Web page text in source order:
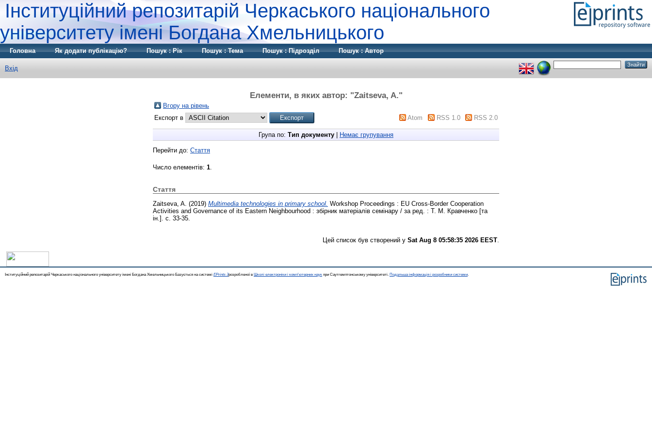
Інституційний репозитарій Черкаського національного
університету імені Богдана Хмельницького
Головна Як додати публікацію? Пошук : Рік Пошук : Тема Пошук : Підрозділ Пошук : Автор
Вхід
Елементи, в яких автор: "Zaitseva, A."
Вгору на рівень
Експорт в
Atom RSS 1.0 RSS 2.0
Група по: Тип документу Немає групування
Перейти до: Стаття
Число елементів: 1
Стаття
Zaitseva, A. (2019) Multimedia technologies in primary school. Workshop Proceedings : EU Cross-Border Cooperation
Activities and Governance of its Eastern Neighbourhood : збірник матеріалів семінару / за ред. : Т. М. Кравченко [та
ін.]. с. 33-35.
Цей список був створений у Sat Aug 8 05:58:35 2026 EEST
Інституційний репозитарій Черкаського національного університету імені Богдана Хмельницького Базується на системі EPrints 3розробленої в Школі електроніки і комп'ютерних наук при Саутгемптонському університеті. Подальша інформація і розробники системи